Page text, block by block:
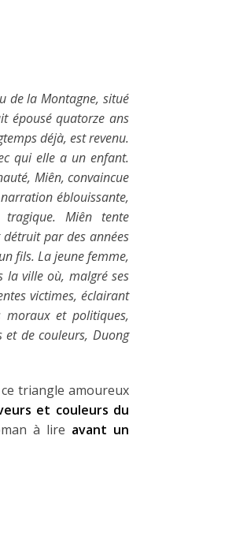
de la Montagne, situé
épousé quatorze ans
déjà, est revenu.
qui elle a un enfant.
Miên, convaincue
éblouissante,
Miên tente
par des années
fils. La jeune femme,
la ville où, malgré ses
victimes, éclairant
moraux et politiques,
et de couleurs, Duong
triangle amoureux
et couleurs du
à lire avant un